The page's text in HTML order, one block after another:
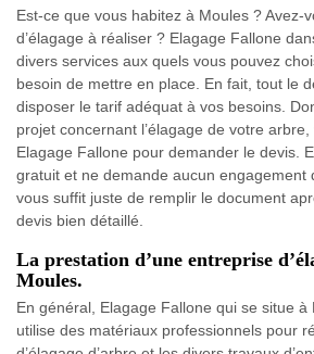
Est-ce que vous habitez à Moules ? Avez-
d’élagage à réaliser ? Elagage Fallone
divers services aux quels vous pouvez
besoin de mettre en place. En fait, tout le
disposer le tarif adéquat à vos besoins.
projet concernant l’élagage de votre
Elagage Fallone pour demander le devis.
gratuit et ne demande aucun engagement
vous suffit juste de remplir le document
devis bien détaillé.
La prestation d’une entreprise
Moules.
En général, Elagage Fallone qui se situe
utilise des matériaux professionnels pour